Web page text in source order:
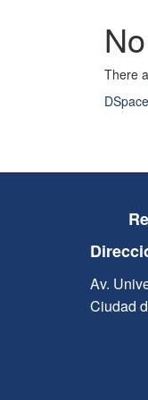
There
Av.
Ciudad